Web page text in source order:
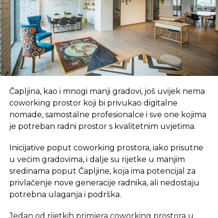
NE PROPUSTITE
Dobit McDonald’sa dosegnula vrtoglavih 1,1
milijardu dolara
Čapljina, kao i mnogi manji gradovi, još uvijek nema
coworking prostor koji bi privukao digitalne
nomade, samostalne profesionalce i sve one kojima
je potreban radni prostor s kvalitetnim uvjetima.
Inicijative poput coworking prostora, iako prisutne
u većim gradovima, i dalje su rijetke u manjim
sredinama poput Čapljine, koja ima potencijal za
privlačenje nove generacije radnika, ali nedostaju
potrebna ulaganja i podrška.
Jedan od rijetkih primjera coworking prostora u